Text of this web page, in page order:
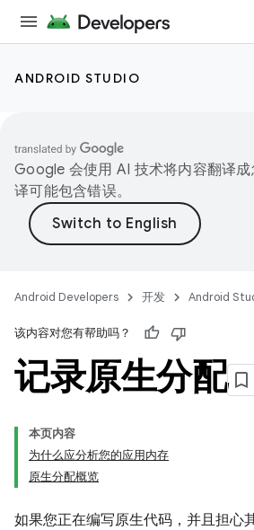
ANDROID STUDIO
Google 会使用 AI 技术将内容翻译
译可能包含错误。
Android Developers 开发 Android
该内容对您有帮助吗？
记录原生分配
本页内容
为什么应分析您的应用内存
原生分配概览
如果您正在编写原生代码，并且担心